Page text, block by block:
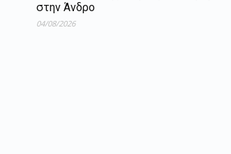
στην Άνδρο
04/08/2026